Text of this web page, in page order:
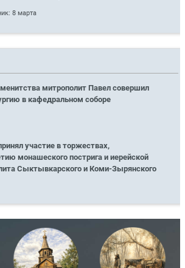
8 марта
митрополит Павел совершил
в кафедральном соборе
участие в торжествах,
монашеского пострига и иерейской
Сыктывкарского и Коми-Зырянского